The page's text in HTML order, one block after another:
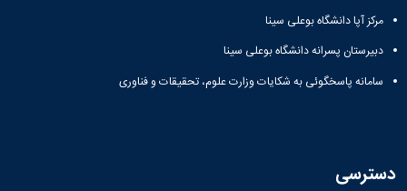
مرکز آپا دانشگاه بوعلی سینا
دبیرستان پسرانه دانشگاه بوعلی سینا
سامانه پاسخگوئی به شکایات وزارت علوم، تحقیقات و فناوری
دسترسی